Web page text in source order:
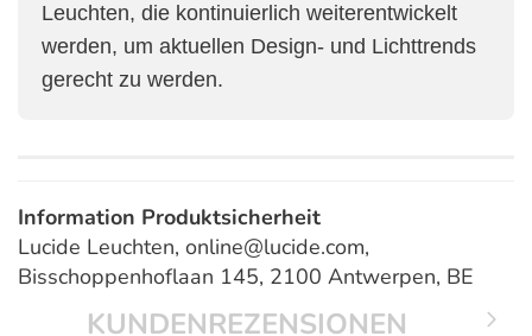
Leuchten, die kontinuierlich weiterentwickelt
werden, um aktuellen Design- und Lichttrends
gerecht zu werden.
Information Produktsicherheit
Lucide Leuchten, online@lucide.com,
Bisschoppenhoflaan 145, 2100 Antwerpen, BE
KUNDENREZENSIONEN